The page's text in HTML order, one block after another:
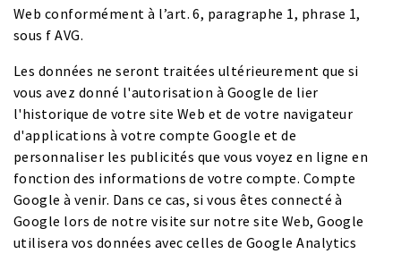
Web conformément à l’art. 6, paragraphe 1, phrase 1,
sous f AVG.
Les données ne seront traitées ultérieurement que si
vous avez donné l'autorisation à Google de lier
l'historique de votre site Web et de votre navigateur
d'applications à votre compte Google et de
personnaliser les publicités que vous voyez en ligne en
fonction des informations de votre compte. Compte
Google à venir. Dans ce cas, si vous êtes connecté à
Google lors de notre visite sur notre site Web, Google
utilisera vos données avec celles de Google Analytics